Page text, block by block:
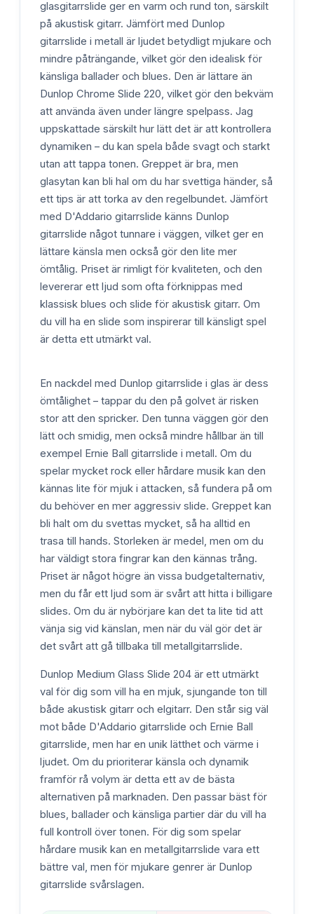
glasgitarrslide ger en varm och rund ton, särskilt
på akustisk gitarr. Jämfört med Dunlop
gitarrslide i metall är ljudet betydligt mjukare och
mindre påträngande, vilket gör den idealisk för
känsliga ballader och blues. Den är lättare än
Dunlop Chrome Slide 220, vilket gör den bekväm
att använda även under längre spelpass. Jag
uppskattade särskilt hur lätt det är att kontrollera
dynamiken – du kan spela både svagt och starkt
utan att tappa tonen. Greppet är bra, men
glasytan kan bli hal om du har svettiga händer, så
ett tips är att torka av den regelbundet. Jämfört
med D'Addario gitarrslide känns Dunlop
gitarrslide något tunnare i väggen, vilket ger en
lättare känsla men också gör den lite mer
ömtålig. Priset är rimligt för kvaliteten, och den
levererar ett ljud som ofta förknippas med
klassisk blues och slide för akustisk gitarr. Om
du vill ha en slide som inspirerar till känsligt spel
är detta ett utmärkt val.
En nackdel med Dunlop gitarrslide i glas är dess
ömtålighet – tappar du den på golvet är risken
stor att den spricker. Den tunna väggen gör den
lätt och smidig, men också mindre hållbar än till
exempel Ernie Ball gitarrslide i metall. Om du
spelar mycket rock eller hårdare musik kan den
kännas lite för mjuk i attacken, så fundera på om
du behöver en mer aggressiv slide. Greppet kan
bli halt om du svettas mycket, så ha alltid en
trasa till hands. Storleken är medel, men om du
har väldigt stora fingrar kan den kännas trång.
Priset är något högre än vissa budgetalternativ,
men du får ett ljud som är svårt att hitta i billigare
slides. Om du är nybörjare kan det ta lite tid att
vänja sig vid känslan, men när du väl gör det är
det svårt att gå tillbaka till metallgitarrslide.
Dunlop Medium Glass Slide 204 är ett utmärkt
val för dig som vill ha en mjuk, sjungande ton till
både akustisk gitarr och elgitarr. Den står sig väl
mot både D'Addario gitarrslide och Ernie Ball
gitarrslide, men har en unik lätthet och värme i
ljudet. Om du prioriterar känsla och dynamik
framför rå volym är detta ett av de bästa
alternativen på marknaden. Den passar bäst för
blues, ballader och känsliga partier där du vill ha
full kontroll över tonen. För dig som spelar
hårdare musik kan en metallgitarrslide vara ett
bättre val, men för mjukare genrer är Dunlop
gitarrslide svårslagen.